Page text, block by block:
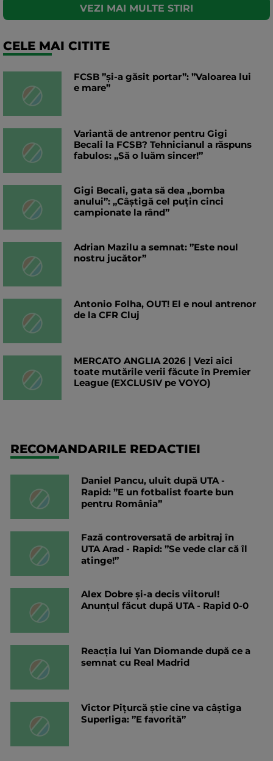
VEZI MAI MULTE STIRI
CELE MAI CITITE
FCSB ”și-a găsit portar”: ”Valoarea lui
e mare”
Variantă de antrenor pentru Gigi
Becali la FCSB? Tehnicianul a răspuns
fabulos: „Să o luăm sincer!”
Gigi Becali, gata să dea „bomba
anului”: „Câștigă cel puțin cinci
campionate la rând”
Adrian Mazilu a semnat: ”Este noul
nostru jucător”
Antonio Folha, OUT! El e noul antrenor
de la CFR Cluj
MERCATO ANGLIA 2026 | Vezi aici
toate mutările verii făcute în Premier
League (EXCLUSIV pe VOYO)
RECOMANDARILE REDACTIEI
Daniel Pancu, uluit după UTA -
Rapid: ”E un fotbalist foarte bun
pentru România”
Fază controversată de arbitraj în
UTA Arad - Rapid: ”Se vede clar că îl
atinge!”
Alex Dobre și-a decis viitorul!
Anunțul făcut după UTA - Rapid 0-0
Reacția lui Yan Diomande după ce a
semnat cu Real Madrid
Victor Pițurcă știe cine va câștiga
Superliga: ”E favorită”